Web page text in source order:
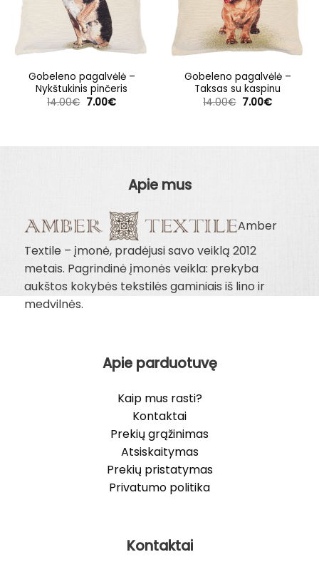
Gobeleno pagalvėlė –
Nykštukinis pinčeris
14.00€ Original
7.00€Current
Gobeleno pagalvėlė –
Taksas su kaspinu
14.00€ Original
7.00€Current
Apie mus
Amber
Textile – įmonė, pradėjusi savo veiklą 2012
metais. Pagrindinė įmonės veikla: prekyba
aukštos kokybės tekstilės gaminiais iš lino ir
medvilnės.
Apie parduotuvę
Kaip mus rasti?
Kontaktai
Prekių grąžinimas
Atsiskaitymas
Prekių pristatymas
Privatumo politika
Kontaktai